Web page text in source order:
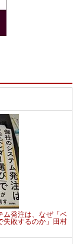
ム発注は、なぜ「ベ
失敗するのか」田村